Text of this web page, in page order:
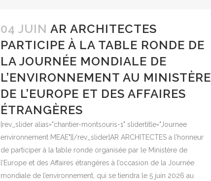
04 JUIN AR ARCHITECTES
PARTICIPE À LA TABLE RONDE DE
LA JOURNÉE MONDIALE DE
L’ENVIRONNEMENT AU MINISTÈRE
DE L’EUROPE ET DES AFFAIRES
ÉTRANGÈRES
[rev_slider alias="chantier-montsouris-1" slidertitle="Journee
environnement MEAE"][/rev_slider]AR ARCHITECTES a l’honneur
de participer à la table ronde organisée par le Ministère de
l’Europe et des Affaires étrangères à l’occasion de la Journée
mondiale de l’environnement, qui se tiendra le 5 juin 2026 au